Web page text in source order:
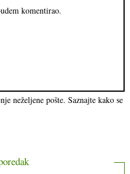
komentirao.
neželjene pošte. Saznajte kako se